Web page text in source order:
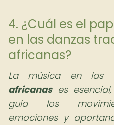
4. ¿Cuál es el
en las danzas
africanas?
La música en las
africanases
guía los
emociones y